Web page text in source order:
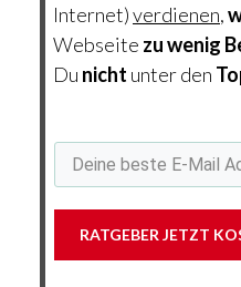
Internet)verdienen,
Webseite zuwenig
Du nicht unter den
RATGEBER JETZT